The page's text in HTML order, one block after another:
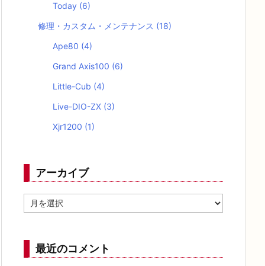
Today (6)
修理・カスタム・メンテナンス (18)
Ape80 (4)
Grand Axis100 (6)
Little-Cub (4)
Live-DIO-ZX (3)
Xjr1200 (1)
アーカイブ
ー
ブ 最近のコメント